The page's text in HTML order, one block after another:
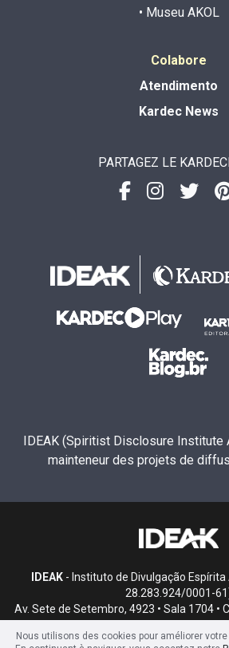
• Museu AKOL
Colabore
Atendimento
Kardec News
PARTAGEZ LE
IDEAK (Spiritist Disclosure Institute
mainteneur des projets de
IDEAK- Instituto de Divulgação Espírita
28.283.924/0001-
Av. Sete de Setembro, 4923 • Sala 1704 •
Nous utilisons des cookies pour améliorer